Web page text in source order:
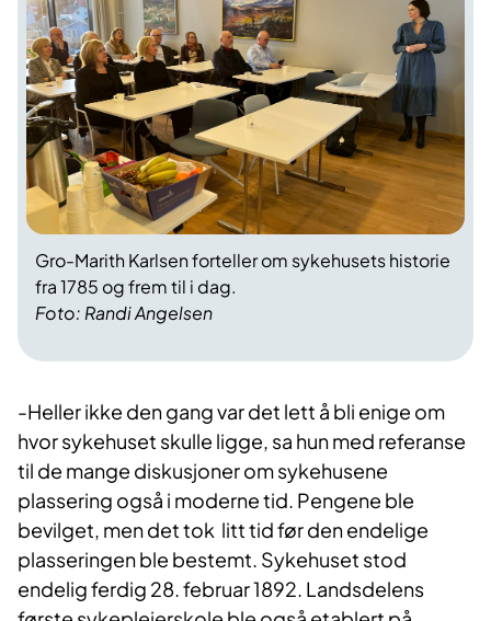
Foto: Randi Angelsen
Gro-Marith Karlsen forteller om sykehusets historie
fra 1785 og frem til i dag.
-Heller ikke den gang var det lett å bli enige om
hvor sykehuset skulle ligge, sa hun med referanse
til de mange diskusjoner om sykehusene
plassering også i moderne tid. Pengene ble
bevilget, men det tok litt tid før den endelige
plasseringen ble bestemt. Sykehuset stod
endelig ferdig 28. februar 1892. Landsdelens